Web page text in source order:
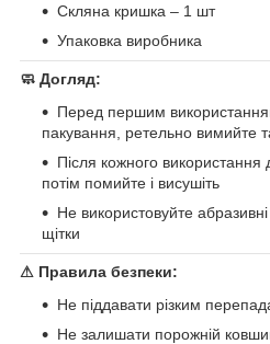
Скляна кришка – 1 шт
Упаковка виробника
🧼 Догляд:
Перед першим
пакування, ретельно вимийте
Після кожного використання
потім помийте і висушіть
Не використовуйте
щітки
⚠ Правила безпеки:
Не піддавати різким
Не залишати порожній